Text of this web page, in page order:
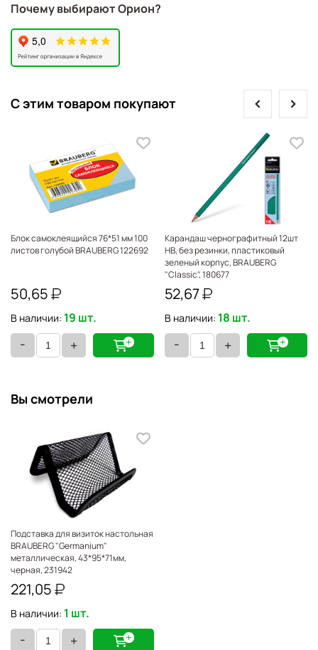
Почему выбирают Орион?
С этим товаром покупают
Блок самоклеящийся 76*51 мм 100
листов голубой BRAUBERG 122692
50,65
В наличии: 19 шт.
- +
Карандаш чернографитный 12шт
НВ, без резинки, пластиковый
зеленый корпус, BRAUBERG
"Classic", 180677
52,67
В наличии: 18 шт.
- +
prev next
Вы смотрели
Подставка для визиток настольная
BRAUBERG "Germanium"
металлическая, 43*95*71мм,
черная, 231942
221,05
В наличии: 1 шт.
- +